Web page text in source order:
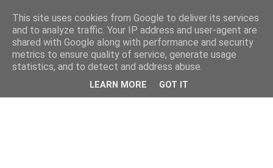
This site uses cookies from Google to deliver its services
and to analyze traffic. Your IP address and user-agent are
shared with Google along with performance and security
metrics to ensure quality of service, generate usage
statistics, and to detect and address abuse.
LEARN MORE GOT IT